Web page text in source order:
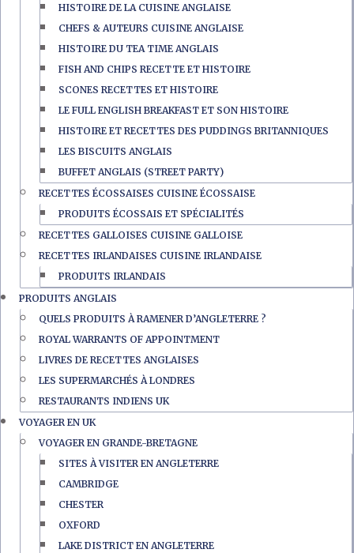
HISTOIRE DE LA CUISINE ANGLAISE
CHEFS & AUTEURS CUISINE ANGLAISE
HISTOIRE DU TEA TIME ANGLAIS
FISH AND CHIPS RECETTE ET HISTOIRE
SCONES RECETTES ET HISTOIRE
LE FULL ENGLISH BREAKFAST ET SON HISTOIRE
HISTOIRE ET RECETTES DES PUDDINGS BRITANNIQUES
LES BISCUITS ANGLAIS
BUFFET ANGLAIS (STREET PARTY)
RECETTES ÉCOSSAISES CUISINE ÉCOSSAISE
PRODUITS ÉCOSSAIS ET SPÉCIALITÉS
RECETTES GALLOISES CUISINE GALLOISE
RECETTES IRLANDAISES CUISINE IRLANDAISE
PRODUITS IRLANDAIS
PRODUITS ANGLAIS
QUELS PRODUITS À RAMENER D’ANGLETERRE ?
ROYAL WARRANTS OF APPOINTMENT
LIVRES DE RECETTES ANGLAISES
LES SUPERMARCHÉS À LONDRES
RESTAURANTS INDIENS UK
VOYAGER EN UK
VOYAGER EN GRANDE-BRETAGNE
SITES À VISITER EN ANGLETERRE
CAMBRIDGE
CHESTER
OXFORD
LAKE DISTRICT EN ANGLETERRE